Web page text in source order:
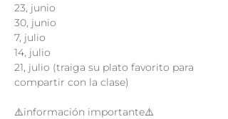
23, junio
30, junio
7, julio
14, julio
21, julio (traiga su plato favorito para
compartir con la clase)
⚠️información importante⚠️